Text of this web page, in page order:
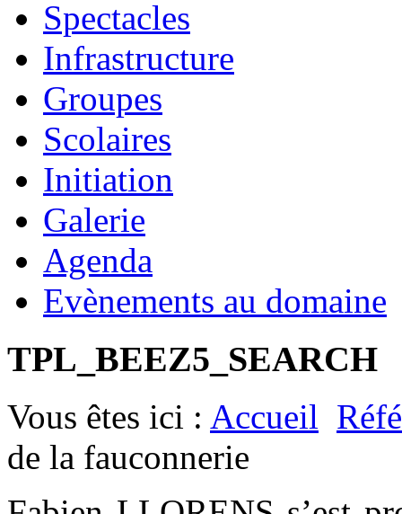
Spectacles
Infrastructure
Groupes
Scolaires
Initiation
Galerie
Agenda
Evènements au domaine
TPL_BEEZ5_SEARCH
Vous êtes ici : Accueil
de la fauconnerie